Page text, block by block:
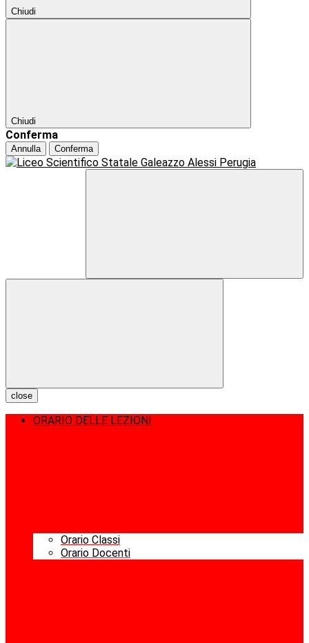
Chiudi
Chiudi
Conferma
Annulla Conferma
close
ORARIO DELLE LEZIONI
Orario Classi
Orario Docenti